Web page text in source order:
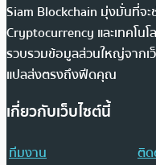
Siam Blockchain มุ่งมั่นที่จ
Cryptocurrency และเทคโน
รวบรวมข้อมูลส่วนใหญ่จากเ
แปลส่งตรงถึงฟีดคุณ
เกี่ยวกับเว็บไซต์นี้
ทีมงาน
ติด